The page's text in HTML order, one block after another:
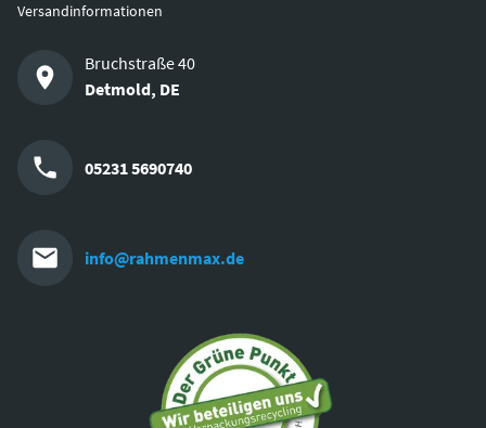
Versandinformationen
Bruchstraße 40
Detmold, DE
05231 5690740
info@rahmenmax.de